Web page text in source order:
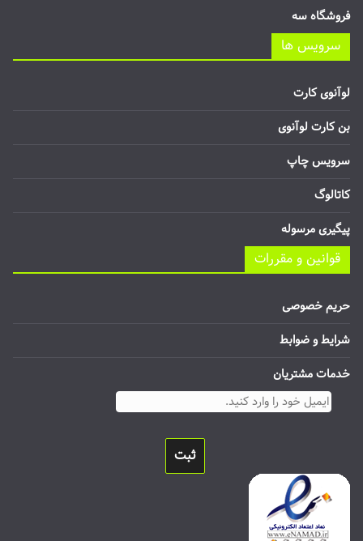
فروشگاه سه
سرویس ها
لوآنوی کارت
بن کارت لوآنوی
سرویس چاپ
کاتالوگ
پیگیری مرسوله
قوانین و مقررات
حریم خصوصی
شرایط و ضوابط
خدمات مشتریان
ثبت